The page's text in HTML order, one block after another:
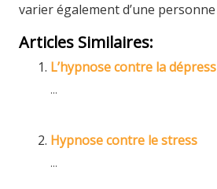
varier également d’une personne
Articles Similaires:
L’hypnose contre la
...
Hypnose contre le stress
...